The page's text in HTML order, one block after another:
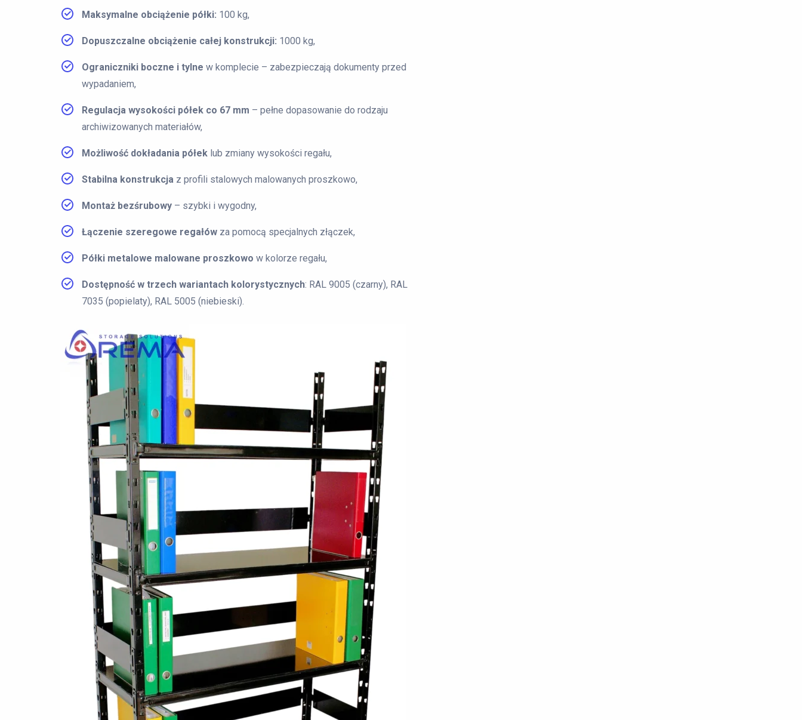
Maksymalne obciążenie półki: 100 kg,
Dopuszczalne obciążenie całej konstrukcji: 1000 kg,
Ograniczniki boczne i tylne w komplecie – zabezpieczają dokumenty przed
wypadaniem,
Regulacja wysokości półek co 67 mm – pełne dopasowanie do rodzaju
archiwizowanych materiałów,
Możliwość dokładania półek lub zmiany wysokości regału,
Stabilna konstrukcja z profili stalowych malowanych proszkowo,
Montaż bezśrubowy – szybki i wygodny,
Łączenie szeregowe regałów za pomocą specjalnych złączek,
Półki metalowe malowane proszkowo w kolorze regału,
Dostępność w trzech wariantach kolorystycznych: RAL 9005 (czarny), RAL
7035 (popielaty), RAL 5005 (niebieski).